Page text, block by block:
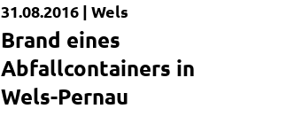
Kurzmeldung
31.08.2016 | Wels
Brand eines
Abfallcontainers in
Wels-Pernau